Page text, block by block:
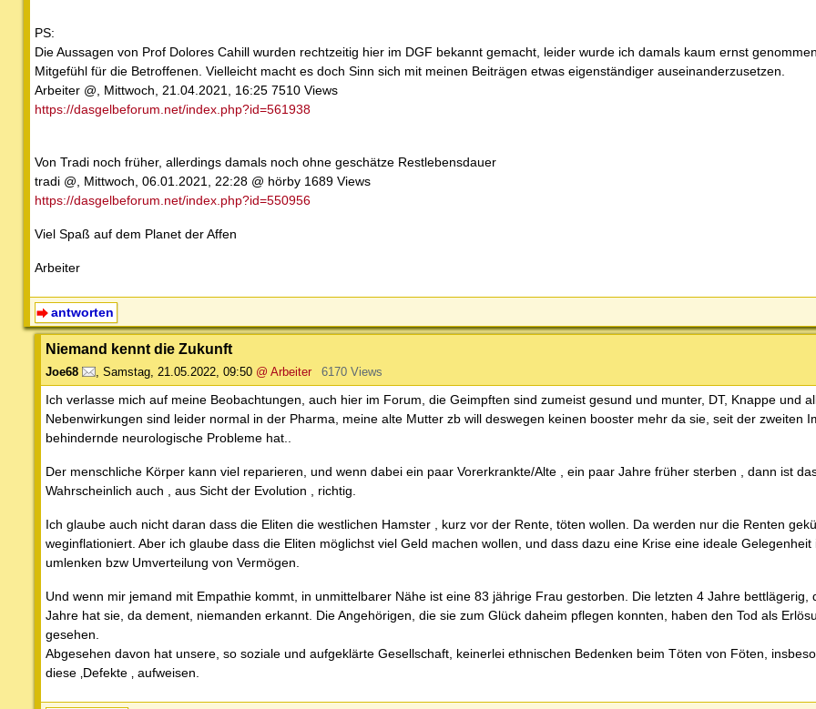
PS:
Die Aussagen von Prof Dolores Cahill wurden rechtzeitig hier im DGF bekannt gemacht, leider wurde ich damals kaum ernst
Mitgefühl für die Betroffenen. Vielleicht macht es doch Sinn sich mit meinen Beiträgen etwas eigenständiger auseinanderzusetzen.
Arbeiter @, Mittwoch, 21.04.2021, 16:25 7510 Views
https://dasgelbeforum.net/index.php?id=561938
Von Tradi noch früher, allerdings damals noch ohne geschätze Restlebensdauer
tradi @, Mittwoch, 06.01.2021, 22:28 @ hörby 1689 Views
https://dasgelbeforum.net/index.php?id=550956
Viel Spaß auf dem Planet der Affen
Arbeiter
antworten
Niemand kennt die Zukunft
Joe68 , Samstag, 21.05.2022, 09:50 @ Arbeiter 6170 Views
Ich verlasse mich auf meine Beobachtungen, auch hier im Forum, die Geimpften sind zumeist gesund und munter, DT, Knappe und
Nebenwirkungen sind leider normal in der Pharma, meine alte Mutter zb will deswegen keinen booster mehr da sie, seit der zweiten
behindernde neurologische Probleme hat..
Der menschliche Körper kann viel reparieren, und wenn dabei ein paar Vorerkrankte/Alte , ein paar Jahre früher sterben , dann ist
Wahrscheinlich auch , aus Sicht der Evolution , richtig.
Ich glaube auch nicht daran dass die Eliten die westlichen Hamster , kurz vor der Rente, töten wollen. Da werden nur die Renten
weginflationiert. Aber ich glaube dass die Eliten möglichst viel Geld machen wollen, und dass dazu eine Krise eine ideale Gelegenheit
umlenken bzw Umverteilung von Vermögen.
Und wenn mir jemand mit Empathie kommt, in unmittelbarer Nähe ist eine 83 jährige Frau gestorben. Die letzten 4 Jahre bettlägerig,
Jahre hat sie, da dement, niemanden erkannt. Die Angehörigen, die sie zum Glück daheim pflegen konnten, haben den Tod als
gesehen.
Abgesehen davon hat unsere, so soziale und aufgeklärte Gesellschaft, keinerlei ethnischen Bedenken beim Töten von Föten,
diese ‚Defekte ‚ aufweisen.